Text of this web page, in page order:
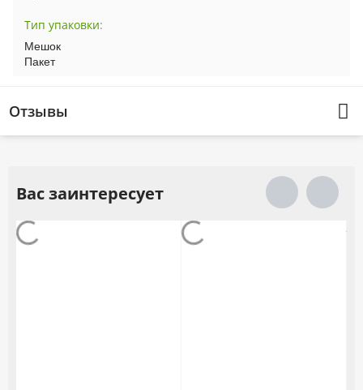
Тип упаковки:
Мешок
Пакет
Отзывы
Вас заинтересует